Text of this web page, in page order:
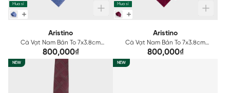
Mua sỉ
Aristino
Cà Vạt Nam Bản To 7x3.8cm
Aristino ATI0180S2
800,000₫
Mua sỉ
Aristino
Cà Vạt Nam Bản To 7x3.8cm
Aristino ATI0190S2
800,000₫
NEW NEW